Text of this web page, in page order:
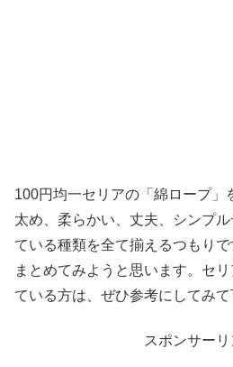
100円均一セリアの「綿ロープ」
太め、柔らかい、丈夫、シンプ
ている種類を全て揃えるつもり
まとめてみようと思います。セ
ている方は、ぜひ参考にしてみて
スポンサーリ